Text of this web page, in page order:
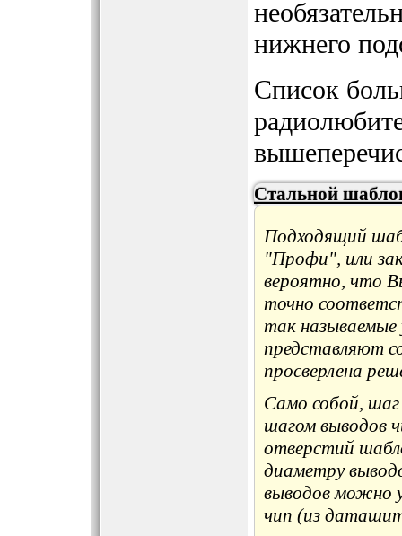
нижнего
Список
Стальной
Подходящий
"Профи", или
вероятно, что
точно
так называемые
представляют
просверлена
Само собой,
шагом выводов
отверстий
диаметру
выводов можно
чип (из